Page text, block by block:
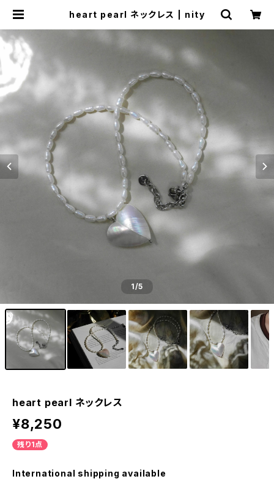
heart pearl ネックレス | nity
1/5
heart pearl ネックレス
¥8,250
残り1点
International shipping available